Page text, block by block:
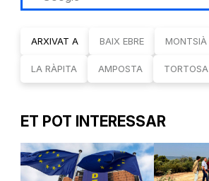
ARXIVAT A BAIX EBRE MONTSIÀ
LA RÀPITA AMPOSTA TORTOSA
ET POT INTERESSAR